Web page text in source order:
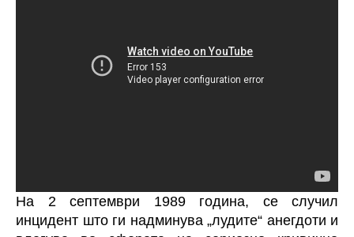
На 2 септември 1989 година, се случил
инцидент што ги надминува „лудите“ анегдоти и